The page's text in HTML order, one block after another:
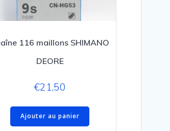
116 maillons SHIMANO
DEORE
€21,50
Ajouter au panier